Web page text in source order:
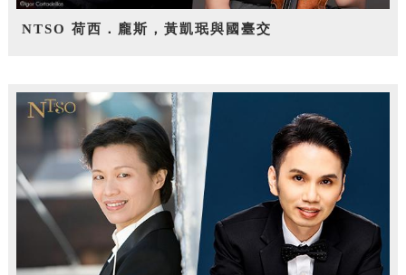
NTSO 荷西．龐斯，黃凱珉與國臺交